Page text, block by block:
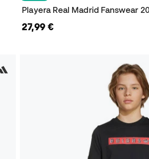
Playera Real Madrid Fanswear
27,99 €